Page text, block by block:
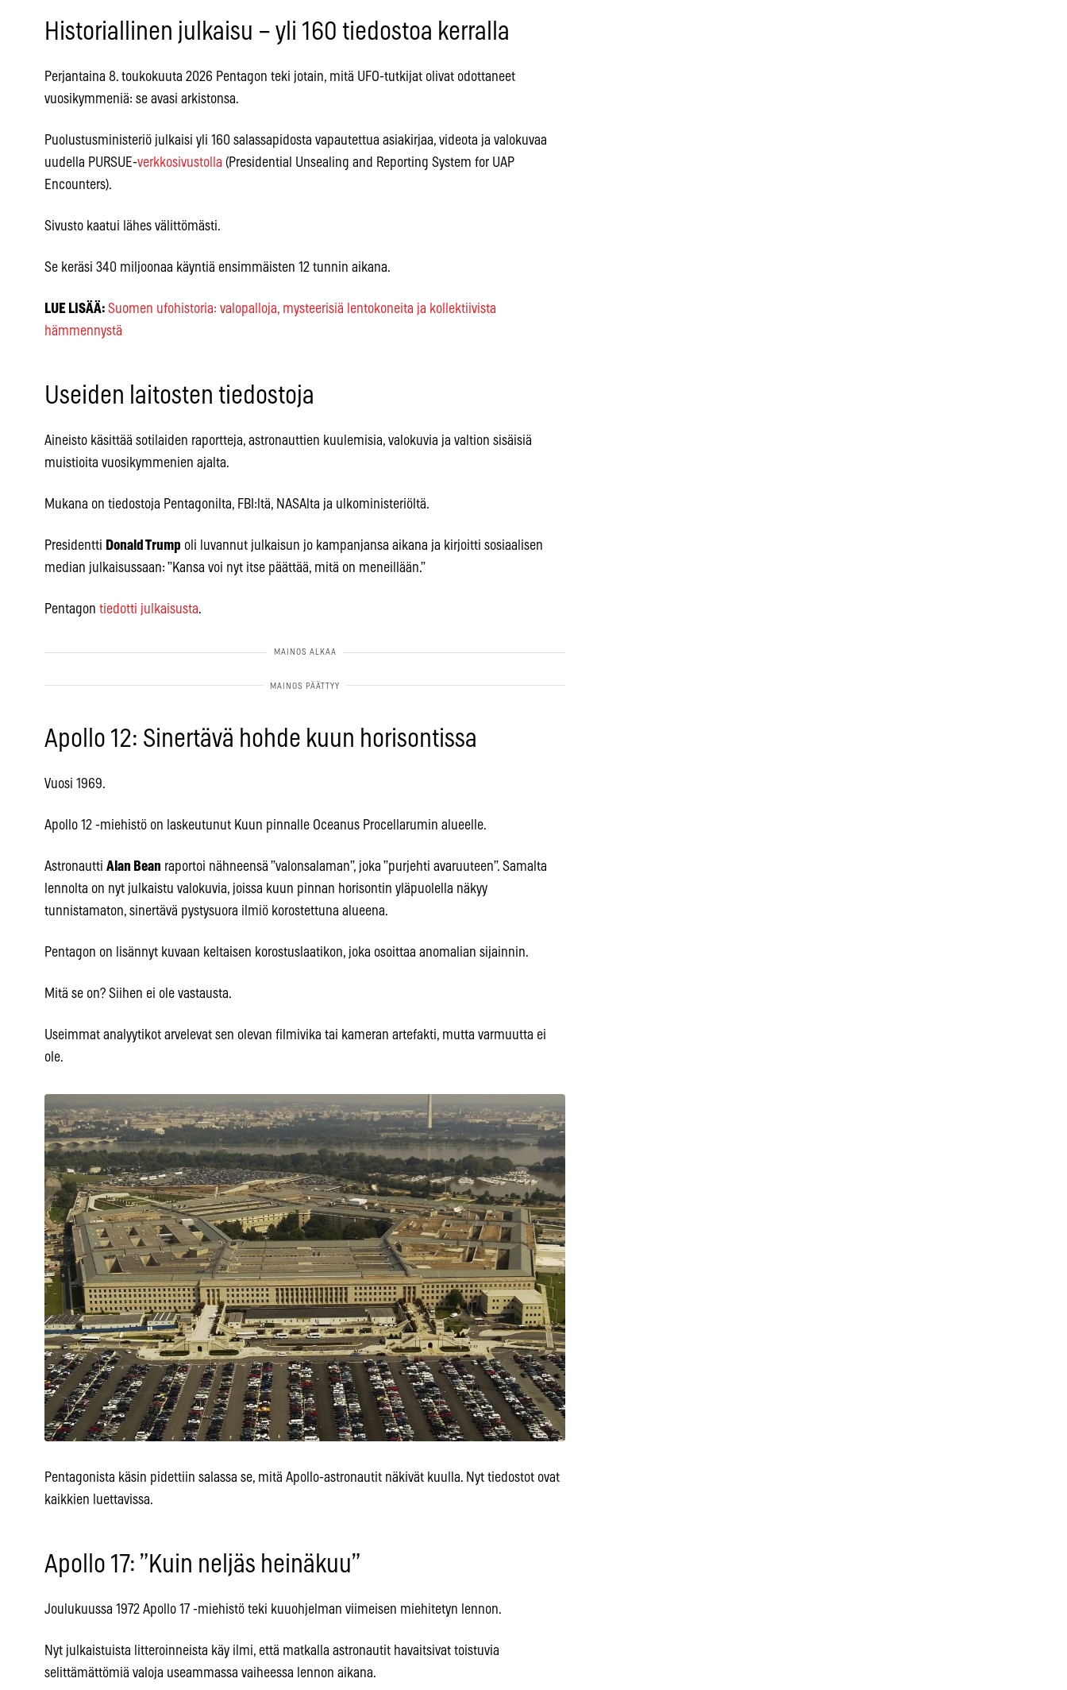
Historiallinen julkaisu – yli 160 tiedostoa kerralla
Perjantaina 8. toukokuuta 2026 Pentagon teki jotain, mitä UFO-tutkijat olivat odottaneet
vuosikymmeniä: se avasi arkistonsa.
Puolustusministeriö julkaisi yli 160 salassapidosta vapautettua asiakirjaa, videota ja valokuvaa
uudella PURSUE-verkkosivustolla (Presidential Unsealing and Reporting System for UAP
Encounters).
Sivusto kaatui lähes välittömästi.
Se keräsi 340 miljoonaa käyntiä ensimmäisten 12 tunnin aikana.
LUE LISÄÄ: Suomen ufohistoria: valopalloja, mysteerisiä lentokoneita ja kollektiivista
hämmennystä
Useiden laitosten tiedostoja
Aineisto käsittää sotilaiden raportteja, astronauttien kuulemisia, valokuvia ja valtion sisäisiä
muistioita vuosikymmenien ajalta.
Mukana on tiedostoja Pentagonilta, FBI:ltä, NASAlta ja ulkoministeriöltä.
Presidentti Donald Trump oli luvannut julkaisun jo kampanjansa aikana ja kirjoitti sosiaalisen
median julkaisussaan: ”Kansa voi nyt itse päättää, mitä on meneillään.”
Pentagon tiedotti julkaisusta.
Apollo 12: Sinertävä hohde kuun horisontissa
Vuosi 1969.
Apollo 12 -miehistö on laskeutunut Kuun pinnalle Oceanus Procellarumin alueelle.
Astronautti Alan Bean raportoi nähneensä ”valonsalaman”, joka ”purjehti avaruuteen”. Samalta
lennolta on nyt julkaistu valokuvia, joissa kuun pinnan horisontin yläpuolella näkyy
tunnistamaton, sinertävä pystysuora ilmiö korostettuna alueena.
Pentagon on lisännyt kuvaan keltaisen korostuslaatikon, joka osoittaa anomalian sijainnin.
Mitä se on? Siihen ei ole vastausta.
Useimmat analyytikot arvelevat sen olevan filmivika tai kameran artefakti, mutta varmuutta ei
ole.
Pentagonista käsin pidettiin salassa se, mitä Apollo-astronautit näkivät kuulla. Nyt tiedostot ovat
kaikkien luettavissa.
Apollo 17: ”Kuin neljäs heinäkuu”
Joulukuussa 1972 Apollo 17 -miehistö teki kuuohjelman viimeisen miehitetyn lennon.
Nyt julkaistuista litteroinneista käy ilmi, että matkalla astronautit havaitsivat toistuvia
selittämättömiä valoja useammassa vaiheessa lennon aikana.